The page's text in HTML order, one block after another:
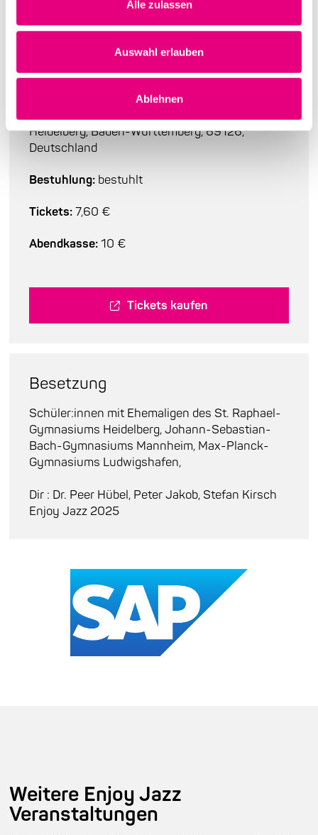
Alle zulassen
Auswahl erlauben
Ablehnen
Sonntag, 5. Oktober 2025, 17:00
Ort:Karlstorbahnhof, Marlene-Dietrich Platz 3,
Heidelberg, Baden-Württemberg, 69126,
Deutschland
Bestuhlung: bestuhlt
Tickets:7,60 €
Abendkasse:10 €
Tickets kaufen
Besetzung
Schüler:innen mit Ehemaligen des St. Raphael-
Gymnasiums Heidelberg, Johann-Sebastian-
Bach-Gymnasiums Mannheim, Max-Planck-
Gymnasiums Ludwigshafen,
Dir : Dr. Peer Hübel, Peter Jakob, Stefan Kirsch
Enjoy Jazz 2025
Weitere Enjoy Jazz
Veranstaltungen